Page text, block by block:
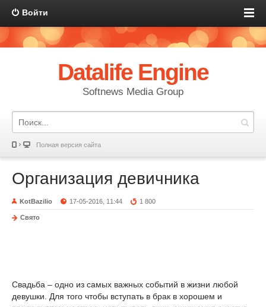
Войти
Datalife Engine
Softnews Media Group
Полная версия сайта
Организация девичника
KotBazilio 17-05-2016, 11:44 1 800
Свято
Свадьба – одно из самых важных событий в жизни любой
девушки. Для того чтобы вступать в брак в хорошем и